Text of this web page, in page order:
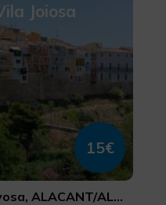
Joiosa
15€
ALICANTE